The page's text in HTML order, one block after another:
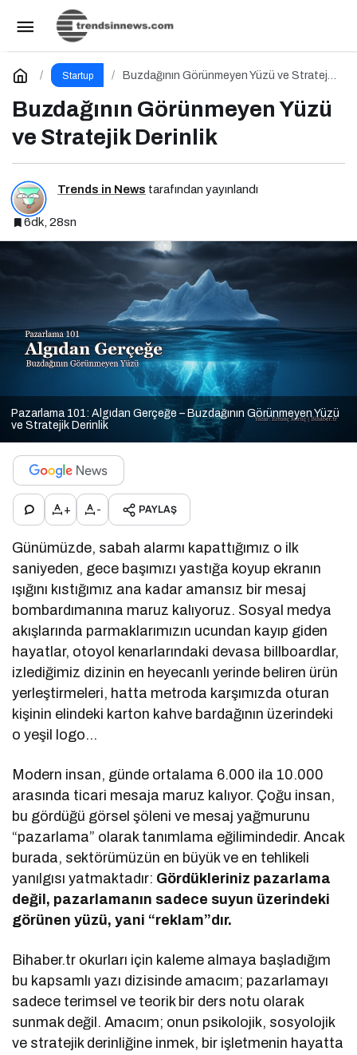
Startup
Buzdağının Görünmeyen Yüzü ve Stratejik
Buzdağının Görünmeyen Yüzü
ve Stratejik Derinlik
Trends in News tarafından yayınlandı
6dk, 28sn
Pazarlama 101: Algıdan Gerçeğe – Buzdağının Görünmeyen Yüzü
ve Stratejik Derinlik
+ - PAYLAŞ
Günümüzde, sabah alarmı kapattığımız o ilk
saniyeden, gece başımızı yastığa koyup ekranın
ışığını kıstığımız ana kadar amansız bir mesaj
bombardımanına maruz kalıyoruz. Sosyal medya
akışlarında parmaklarımızın ucundan kayıp giden
hayatlar, otoyol kenarlarındaki devasa billboardlar,
izlediğimiz dizinin en heyecanlı yerinde beliren ürün
yerleştirmeleri, hatta metroda karşımızda oturan
kişinin elindeki karton kahve bardağının üzerindeki
o yeşil logo…
Modern insan, günde ortalama 6.000 ila 10.000
arasında ticari mesaja maruz kalıyor. Çoğu insan,
bu gördüğü görsel şöleni ve mesaj yağmurunu
“pazarlama” olarak tanımlama eğilimindedir. Ancak
burada, sektörümüzün en büyük ve en tehlikeli
yanılgısı yatmaktadır: Gördükleriniz pazarlama
değil, pazarlamanın sadece suyun üzerindeki
görünen yüzü, yani “reklam”dır.
Bihaber.tr okurları için kaleme almaya başladığım
bu kapsamlı yazı dizisinde amacım; pazarlamayı
sadece terimsel ve teorik bir ders notu olarak
sunmak değil. Amacım; onun psikolojik, sosyolojik
ve stratejik derinliğine inmek, bir işletmenin hayatta
Medya Satın Alma Nedir? Etkili Medya Satın
Alma İçin 10 Altın İpucu
Yorum Yap